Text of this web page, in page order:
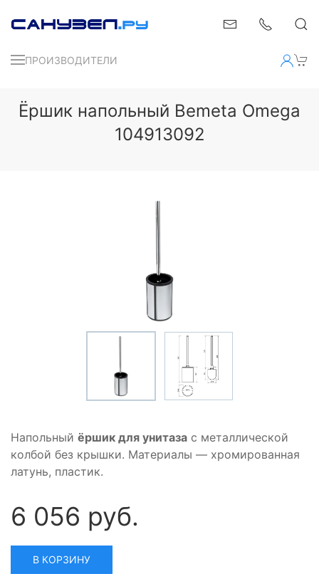
ПРОИЗВОДИТЕЛИ
Ёршик напольный Bemeta Omega
104913092
Напольный ёршик для унитаза с металлической
колбой без крышки. Материалы — хромированная
латунь, пластик.
6 056 руб.
В КОРЗИНУ